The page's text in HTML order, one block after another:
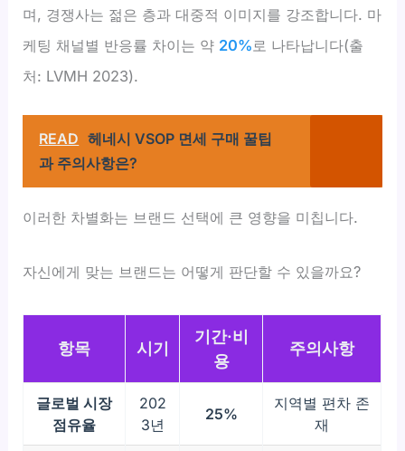
며, 경쟁사는 젊은 층과 대중적 이미지를 강조합니다. 마
케팅 채널별 반응률 차이는 약 20% 로 나타납니다(출
처: LVMH 2023).
READ 헤네시 VSOP 면세 구매 꿀팁
과 주의사항은?
이러한 차별화는 브랜드 선택에 큰 영향을 미칩니다.
자신에게 맞는 브랜드는 어떻게 판단할 수 있을까요?
항목 시기
기간·비
용
주의사항
글로벌 시장
점유율
202
3년
25%
지역별 편차 존
재